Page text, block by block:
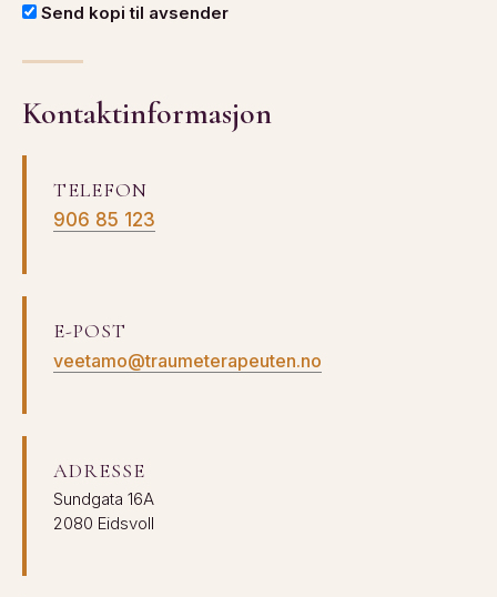
Send kopi til avsender
Kontaktinformasjon
TELEFON
906 85 123
E-POST
veetamo@traumeterapeuten.no
ADRESSE
Sundgata 16A
2080 Eidsvoll